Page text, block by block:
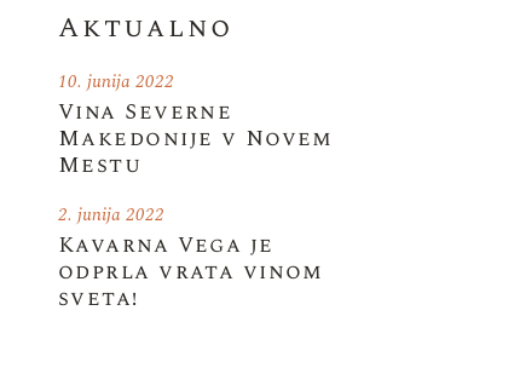
Aktualno
Vina Severne
Makedonije v Novem
Mestu
10. junija 2022
Kavarna Vega je
odprla vrata vinom
sveta!
2. junija 2022